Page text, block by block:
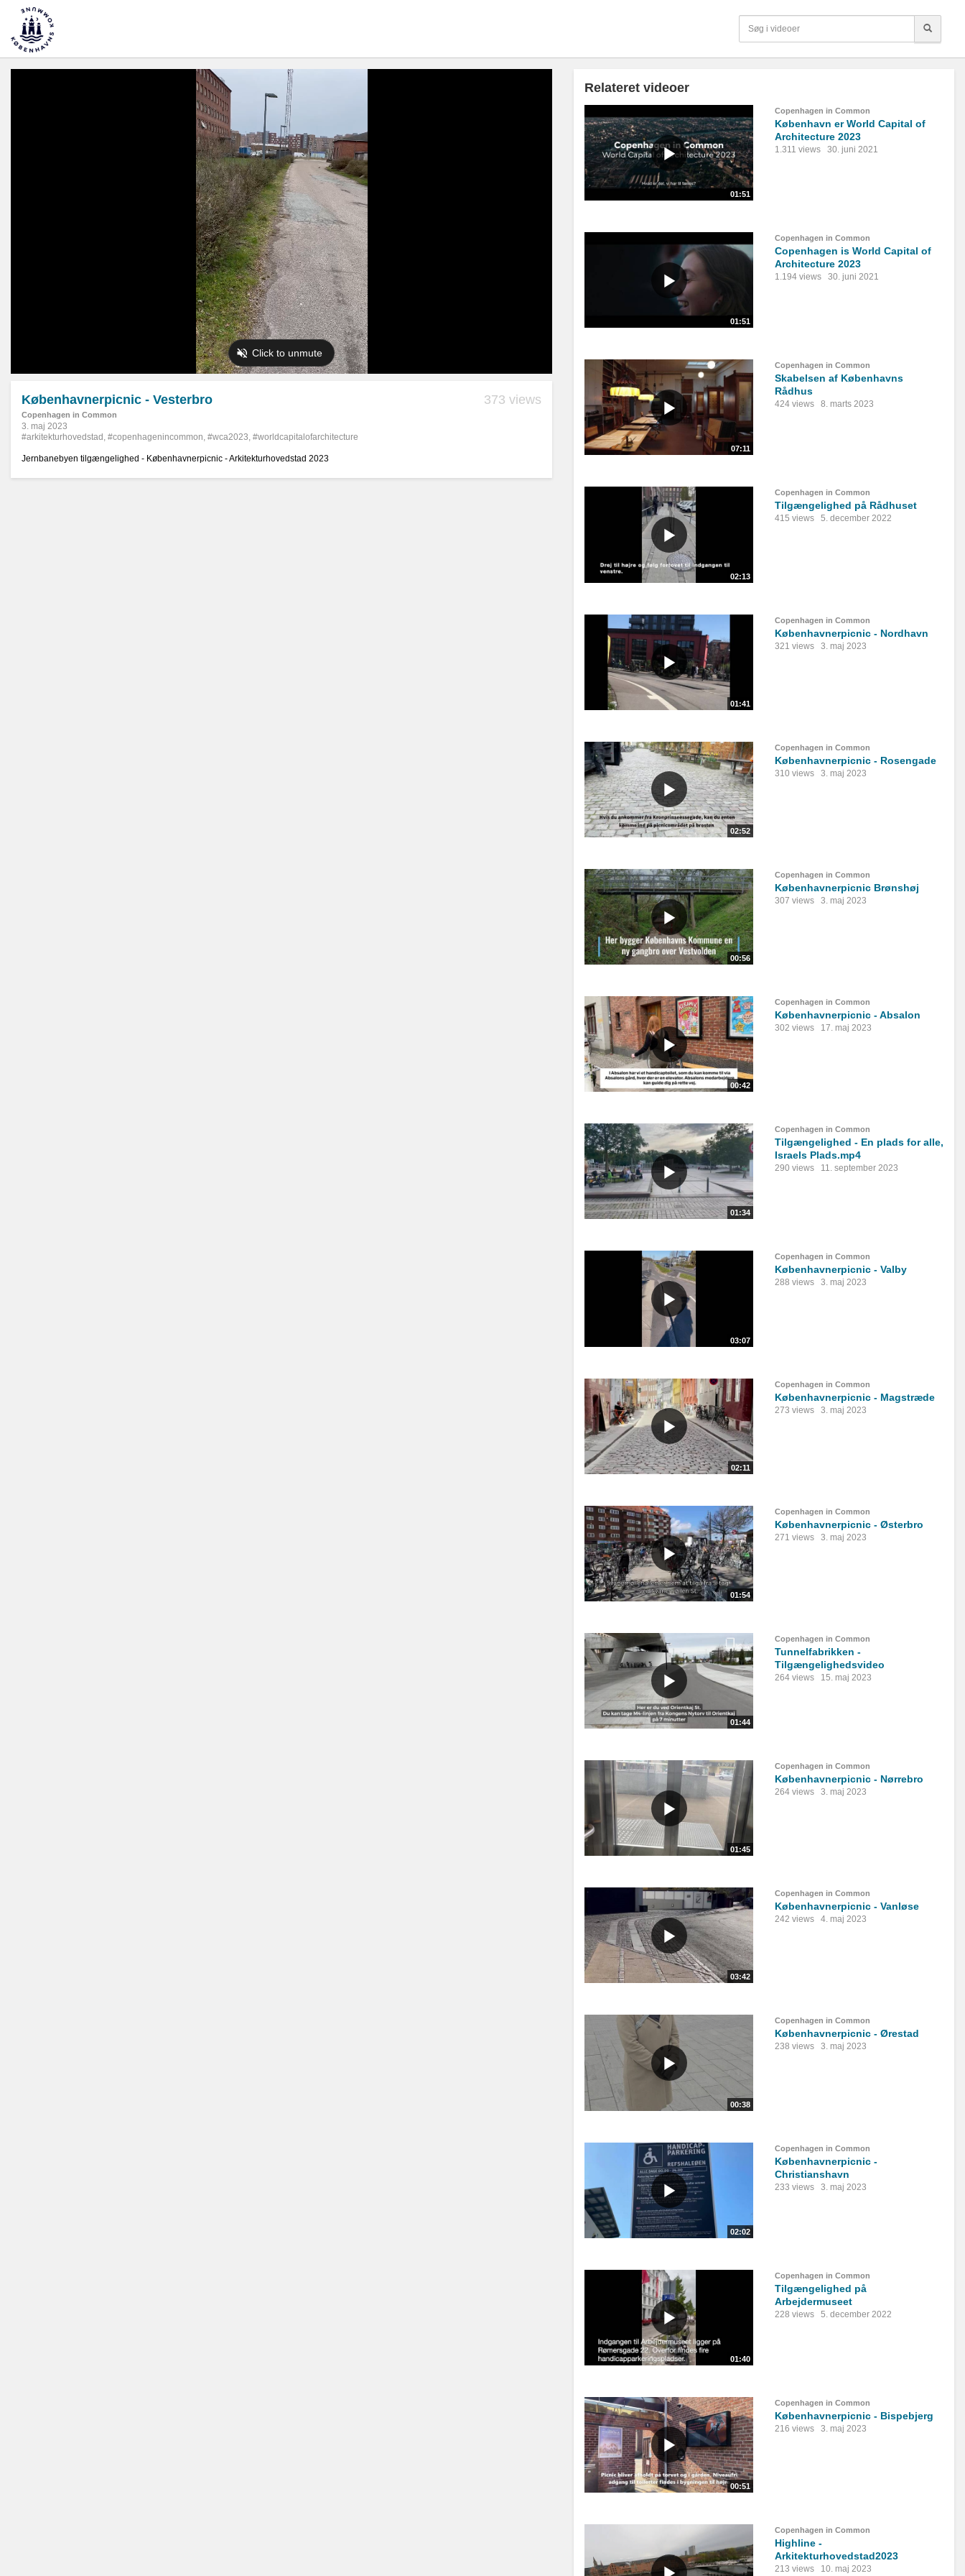
Københavnerpicnic - Vesterbro
Copenhagen in Common
373 views
3. maj 2023
#arkitekturhovedstad , #copenhagenincommon, #wca2023, #worldcapitalofarchitecture
Jernbanebyen tilgængelighed - Københavnerpicnic - Arkitekturhovedstad 2023
Relateret videoer
01:51
Copenhagen in Common
København er World Capital of
Architecture 2023
1.311 views 30. juni 2021
01:51
Copenhagen in Common
Copenhagen is World Capital of
Architecture 2023
1.194 views 30. juni 2021
07:11
Copenhagen in Common
Skabelsen af Københavns
Rådhus
424 views 8. marts 2023
02:13
Copenhagen in Common
Tilgængelighed på Rådhuset
415 views 5. december 2022
01:41
Copenhagen in Common
Københavnerpicnic - Nordhavn
321 views 3. maj 2023
02:52
Copenhagen in Common
Københavnerpicnic - Rosengade
310 views 3. maj 2023
00:56
Copenhagen in Common
Københavnerpicnic Brønshøj
307 views 3. maj 2023
00:42
Copenhagen in Common
Københavnerpicnic - Absalon
302 views 17. maj 2023
01:34
Copenhagen in Common
Tilgængelighed - En plads for alle,
Israels Plads.mp4
290 views 11. september 2023
03:07
Copenhagen in Common
Københavnerpicnic - Valby
288 views 3. maj 2023
02:11
Copenhagen in Common
Københavnerpicnic - Magstræde
273 views 3. maj 2023
01:54
Copenhagen in Common
Københavnerpicnic - Østerbro
271 views 3. maj 2023
01:44
Copenhagen in Common
Tunnelfabrikken -
Tilgængelighedsvideo
264 views 15. maj 2023
01:45
Copenhagen in Common
Københavnerpicnic - Nørrebro
264 views 3. maj 2023
03:42
Copenhagen in Common
Københavnerpicnic - Vanløse
242 views 4. maj 2023
00:38
Copenhagen in Common
Københavnerpicnic - Ørestad
238 views 3. maj 2023
02:02
Copenhagen in Common
Københavnerpicnic -
Christianshavn
233 views 3. maj 2023
01:40
Copenhagen in Common
Tilgængelighed på
Arbejdermuseet
228 views 5. december 2022
00:51
Copenhagen in Common
Københavnerpicnic - Bispebjerg
216 views 3. maj 2023
Copenhagen in Common
Highline -
Arkitekturhovedstad2023
213 views 10. maj 2023